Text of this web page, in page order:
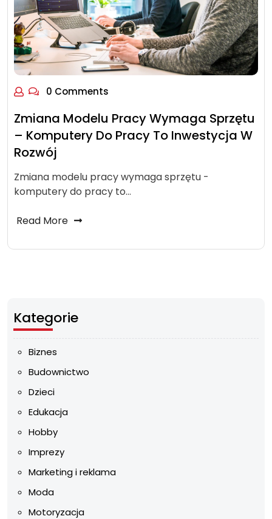
0 Comments
Zmiana Modelu Pracy Wymaga Sprzętu
– Komputery Do Pracy To Inwestycja W
Rozwój
Zmiana modelu pracy wymaga sprzętu -
komputery do pracy to…
Read More
Kategorie
Biznes
Budownictwo
Dzieci
Edukacja
Hobby
Imprezy
Marketing i reklama
Moda
Motoryzacja